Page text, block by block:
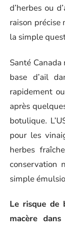
d’herbes ou
raison précise
la simple
Santé
base d’ail
rapidement
après
botulique.
pour les
herbes
conservation
simple
Le risque de
macère dans